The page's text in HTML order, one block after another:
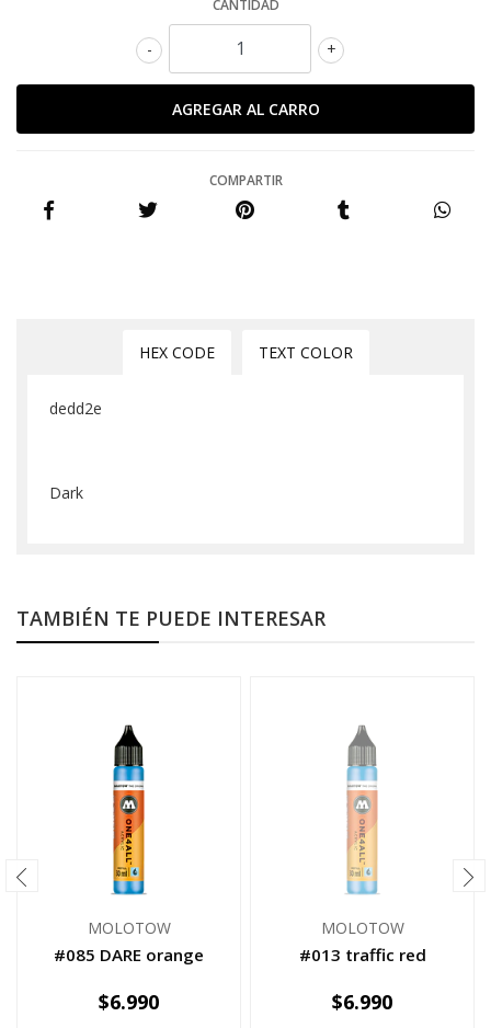
CANTIDAD
+
-
COMPARTIR
HEX CODE TEXT COLOR
dedd2e
Dark
TAMBIÉN TE PUEDE INTERESAR
MOLOTOW
#085 DARE orange
+
$6.990
MOLOTOW
#013 traffic red
AGOTADO
$6.990